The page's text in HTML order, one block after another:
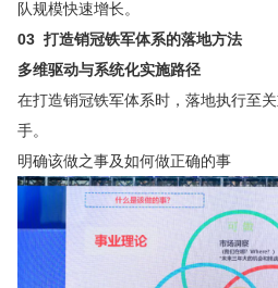
队规模快速增长。
03 打造销冠铁军体系的落地方法
多维驱动与系统化实施路径
在打造销冠铁军体系时，落地执行至
手。
明确该做之事及如何做正确的事